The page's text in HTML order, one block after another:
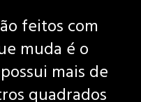
feitos com
muda é o
mais de
quadrados